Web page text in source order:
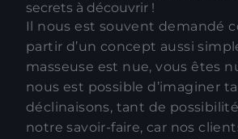
secrets à découvrir !
Il nous est souvent demandé
partir d’un concept aussi
masseuse est nue, vous êtes
nous est possible d’imaginer
déclinaisons, tant de
notre savoir-faire, car nos